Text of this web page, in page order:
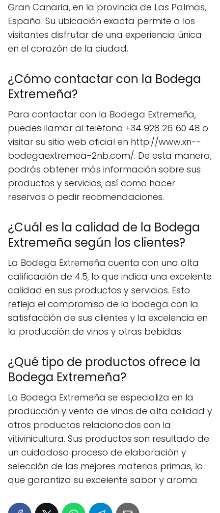
Gran Canaria, en la provincia de Las Palmas,
España. Su ubicación exacta permite a los
visitantes disfrutar de una experiencia única
en el corazón de la ciudad.
¿Cómo contactar con la Bodega
Extremeña?
Para contactar con la Bodega Extremeña,
puedes llamar al teléfono +34 928 26 60 48 o
visitar su sitio web oficial en http://www.xn--
bodegaextremea-2nb.com/. De esta manera,
podrás obtener más información sobre sus
productos y servicios, así como hacer
reservas o pedir recomendaciones.
¿Cuál es la calidad de la Bodega
Extremeña según los clientes?
La Bodega Extremeña cuenta con una alta
calificación de 4.5, lo que indica una excelente
calidad en sus productos y servicios. Esto
refleja el compromiso de la bodega con la
satisfacción de sus clientes y la excelencia en
la producción de vinos y otras bebidas.
¿Qué tipo de productos ofrece la
Bodega Extremeña?
La Bodega Extremeña se especializa en la
producción y venta de vinos de alta calidad y
otros productos relacionados con la
vitivinicultura. Sus productos son resultado de
un cuidadoso proceso de elaboración y
selección de las mejores materias primas, lo
que garantiza su excelente sabor y aroma.